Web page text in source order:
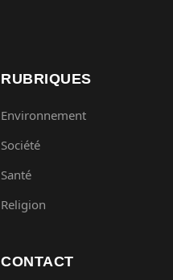
RUBRIQUES
Environnement
Société
Santé
Religion
CONTACT